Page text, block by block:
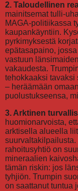
2. Taloudellinen
mainitsemat tulli-
MAGA-politiikassa
kaupankäyntiin.
pyrkimyksestä
epätasapaino,
vastuun
vakaudesta.
tehokkaaksi tavaksi
– heräämään
puolustukseensa,
3. Arktinen
huomionarvoista,
arktisella alueella
rahoitusyhtiö on
mineraalien
tämän riskin: jos
tyhjiön. Trumpin
on saattanut tuntua